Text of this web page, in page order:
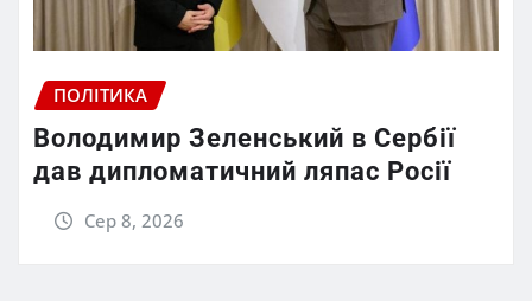
ПОЛІТИКА
Володимир Зеленський в Сербії
дав дипломатичний ляпас Росії
Сер 8, 2026